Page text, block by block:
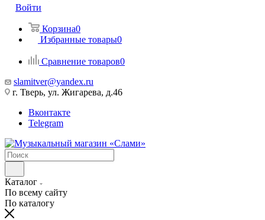
Войти
Корзина0
Избранные товары0
Сравнение товаров0
slamitver@yandex.ru
г. Тверь, ул. Жигарева, д.46
Вконтакте
Telegram
Каталог
По всему сайту
По каталогу